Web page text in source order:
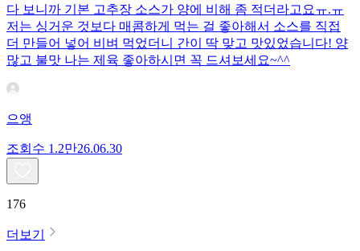
다 보니까 기본 고추장 소스가 양에 비해 좀 적더라고요ㅠ.ㅠ
저는 싱거운 것보다 매콤하게 먹는 걸 좋아해서 소스를 직접
더 만들어 넣어 비벼 먹었더니 간이 딱 맞고 맛있었습니다! 양
많고 불맛 나는 제육 좋아하시면 꼭 드셔보세요~^^
으앵
조회수 1.2만26.06.30
176
더보기